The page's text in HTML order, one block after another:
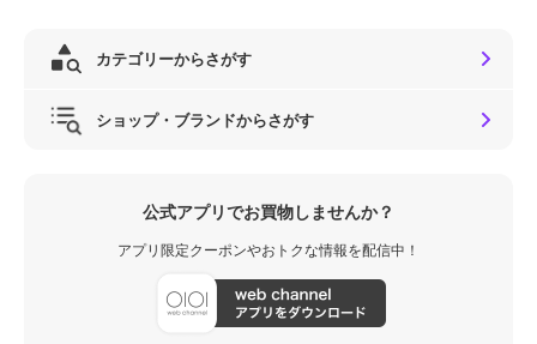
カテゴリーからさがす
ショップ・ブランドからさがす
公式アプリでお買物しませんか？
アプリ限定クーポンやおトクな情報を配信中！